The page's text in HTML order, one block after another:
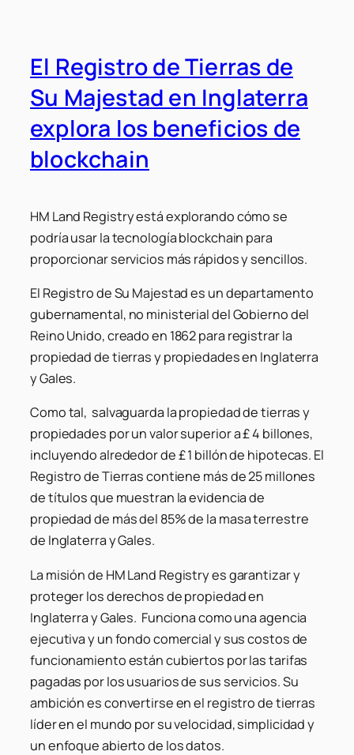
El Registro de Tierras de
Su Majestad en Inglaterra
explora los beneficios de
blockchain
HM Land Registry está explorando cómo se
podría usar la tecnología blockchain para
proporcionar servicios más rápidos y sencillos.
El Registro de Su Majestad es un departamento
gubernamental, no ministerial del Gobierno del
Reino Unido, creado en 1862 para registrar la
propiedad de tierras y propiedades en Inglaterra
y Gales.
Como tal, salvaguarda la propiedad de tierras y
propiedades por un valor superior a £ 4 billones,
incluyendo alrededor de £ 1 billón de hipotecas. El
Registro de Tierras contiene más de 25 millones
de títulos que muestran la evidencia de
propiedad de más del 85% de la masa terrestre
de Inglaterra y Gales.
La misión de HM Land Registry es garantizar y
proteger los derechos de propiedad en
Inglaterra y Gales. Funciona como una agencia
ejecutiva y un fondo comercial y sus costos de
funcionamiento están cubiertos por las tarifas
pagadas por los usuarios de sus servicios. Su
ambición es convertirse en el registro de tierras
líder en el mundo por su velocidad, simplicidad y
un enfoque abierto de los datos.